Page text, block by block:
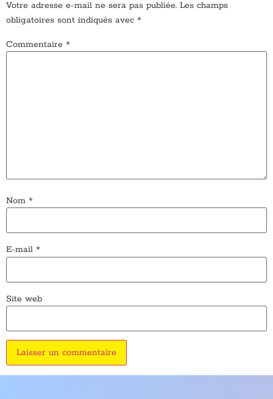
Votre adresse e-mail ne sera pas publiée. Les champs
obligatoires sont indiqués avec *
Commentaire *
Nom *
E-mail *
Site web